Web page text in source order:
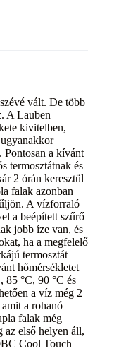
vált. De több
A Lauben
kivitelben,
Pontosan a kívánt
termosztátnak és
2 órán keresztül
falak azonban
A vízforraló
a beépített szűrő
jobb íze van, és
ha a megfelelő
termosztát
hőmérsékletet
85 °C, 90 °C és
a víz még 2
a rohanó
falak még
az első helyen áll,
Cool Touch